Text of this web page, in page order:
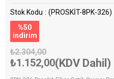
Stok Kodu
(PROSKİT-8PK-326)
%50
i̇ndirim
₺2.304,00
₺1.152,00(KDV Dahil)